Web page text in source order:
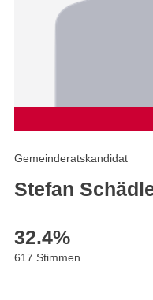
Gemeinderatskandidat
Stefan
32.4%
617 Stimmen